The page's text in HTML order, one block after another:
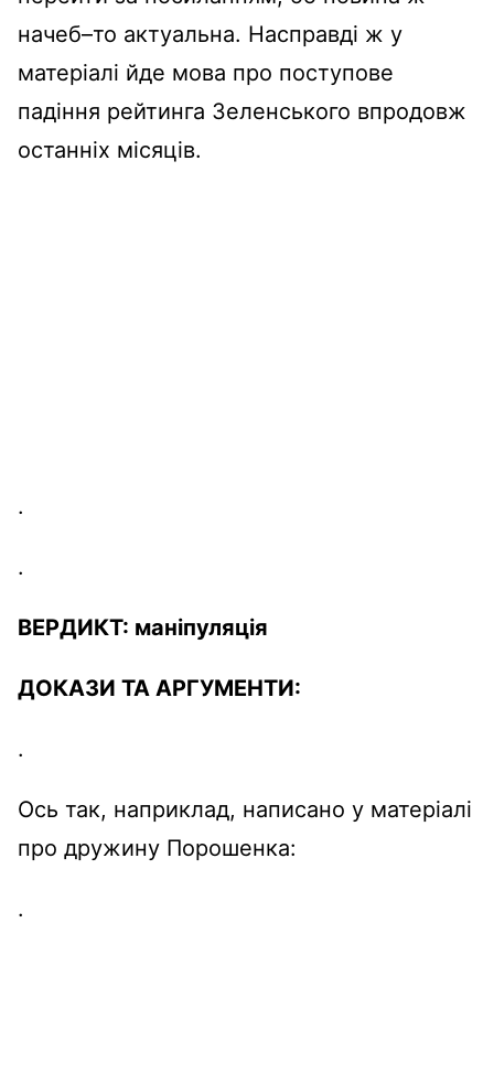
начеб–то актуальна. Насправді ж у
матеріалі йде мова про поступове
падіння рейтинга Зеленського впродовж
останніх місяців.
.
.
ВЕРДИКТ: маніпуляція
ДОКАЗИ ТА АРГУМЕНТИ:
.
Ось так, наприклад, написано у матеріалі
про дружину Порошенка:
.